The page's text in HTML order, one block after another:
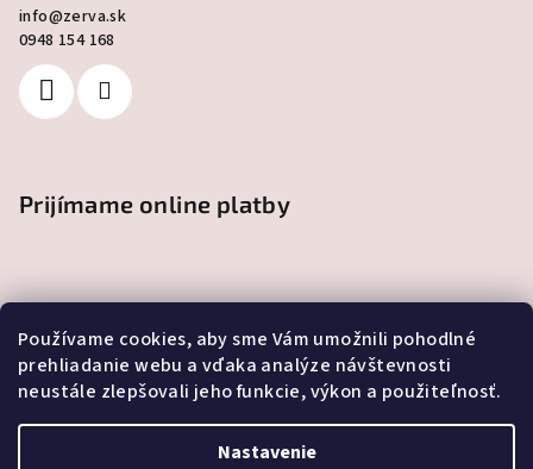
Používame cookies, aby sme Vám umožnili pohodlné
prehliadanie webu a vďaka analýze návštevnosti
neustále zlepšovali jeho funkcie, výkon a použiteľnosť.
Nastavenie
info@zerva.sk
0948 154 168
Prijímame online platby
Facebook